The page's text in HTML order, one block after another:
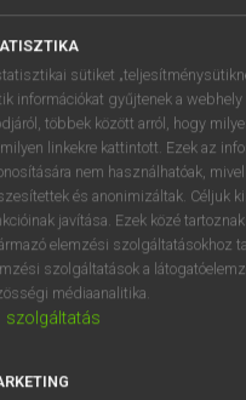
VAN
a teljes szócikk
BELÉPÉS
sütiket
információkat gyűjtenek a
többek között arról, hogy
linkekre kattintott. Ezek az
nem használhatóak,
és anonimizáltak. Céljuk
javítása. Ezek közé
elemzési szolgáltatásokhoz
szolgáltatások a
médiaanalitika.
szolgáltatás
k l é á
n m , .